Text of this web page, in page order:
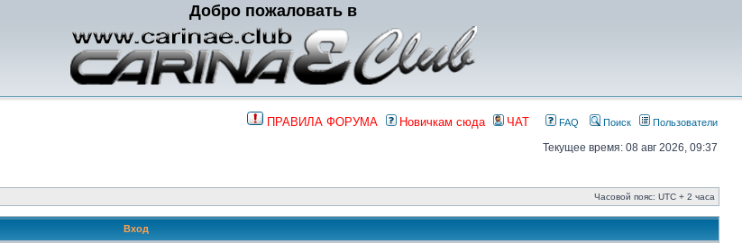
Добро пожаловать в
ПРАВИЛА ФОРУМА Новичкам сюда ЧАТ FAQ Поиск Пользователи
Текущее время: 08 авг 2026, 09:37
Часовой пояс: UTC + 2 часа
Вход